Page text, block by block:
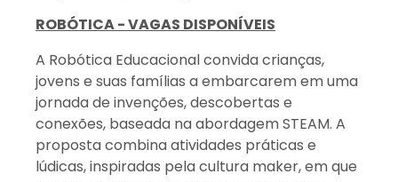
ROBÓTICA - VAGAS DISPONÍVEIS
A Robótica Educacional convida crianças,
jovens e suas famílias a embarcarem em uma
jornada de invenções, descobertas e
conexões, baseada na abordagem STEAM. A
proposta combina atividades práticas e
lúdicas, inspiradas pela cultura maker, em que